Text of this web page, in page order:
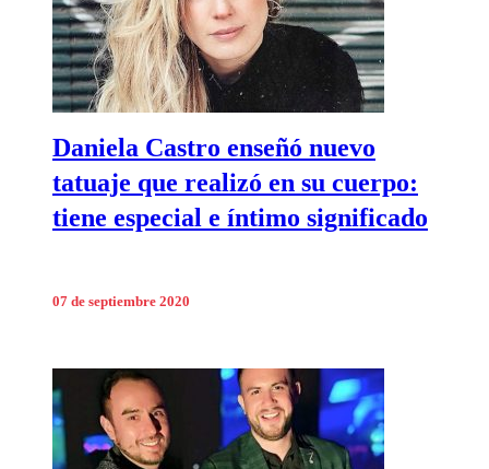
Daniela Castro enseñó nuevo
tatuaje que realizó en su cuerpo:
tiene especial e íntimo significado
07 de septiembre 2020